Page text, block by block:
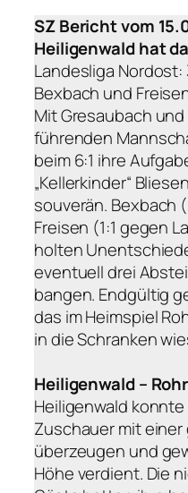
SZ Bericht vom
Heiligenwald hat
Landesliga
Bexbach und
Mit Gresaubach
führenden
beim 6:1 ihre
„Kellerkinder“
souverän. Bexbach
Freisen (1:1 gegen
holten
eventuell drei
bangen. Endgültig
das im Heimspiel
in die Schranken
Heiligenwald –
Heiligenwald
Zuschauer mit
überzeugen und
Höhe verdient. Die